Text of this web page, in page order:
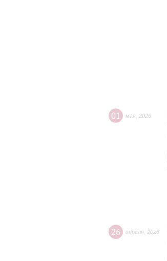
01 мая 2026
26 апреля 2026